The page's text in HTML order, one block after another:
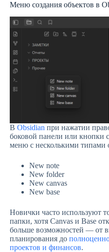
Меню создания объектов в
В Obsidian при нажатии
боковой панели или кнопки
меню с несколькими типами
New note
New folder
New canvas
New base
Новички часто используют
папки, хотя Canvas и Base
больше возможностей — от
планирования до
проектов и финансов.